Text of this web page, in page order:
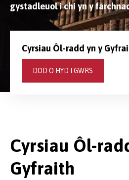
gystadleuol i chi yn y
Cyrsiau Ôl-radd yn y
DOD O HYD I GWRS
Cyrsiau Ôl-
Gyfraith